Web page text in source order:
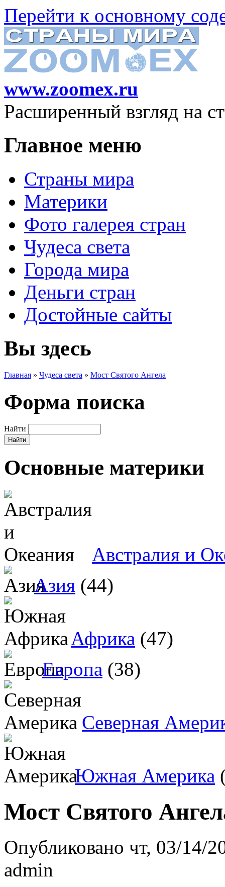
Перейти к основному
www.zoomex.ru
Расширенный взгляд на
Главное меню
Страны мира
Материки
Фото галерея стран
Чудеса света
Города мира
Деньги стран
Достойные сайты
Вы здесь
Главная » Чудеса света » Мост Святого Ангела
Форма поиска
Найти
Основные материки
Австралия и
Азия (44)
Африка (47)
Европа (38)
Северная
Южная Америка
Мост Святого
Опубликовано чт, 03/14/
admin